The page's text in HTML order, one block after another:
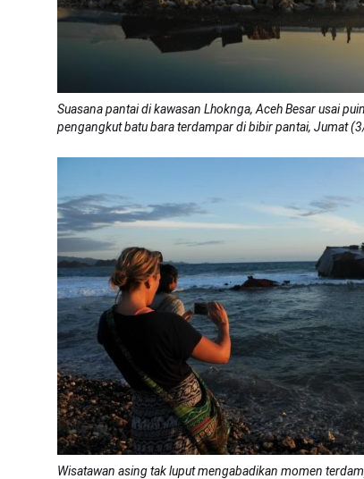
Suasana pantai di kawasan Lhoknga, Aceh Besar usai
pengangkut batu bara terdampar di bibir pantai, Jumat
Wisatawan asing tak luput mengabadikan momen